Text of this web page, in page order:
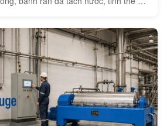
phân bố kích thước hạt, chênh lệch